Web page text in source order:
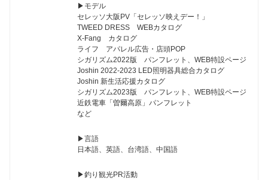
▶︎モデル
セレッソ大阪PV「セレッソ映えデー！」
TWEED DRESS WEBカタログ
X-Fang カタログ
ライフ アパレル広告・店頭POP
シガリズム2022版 パンフレット、WEB特設ページ
Joshin 2022-2023 LED照明器具総合カタログ
Joshin 新生活応援カタログ
シガリズム2023版 パンフレット、WEB特設ページ
近鉄電車「曽爾高原」パンフレット
など
▶︎言語
日本語、英語、台湾語、中国語
▶︎釣り観光PR活動